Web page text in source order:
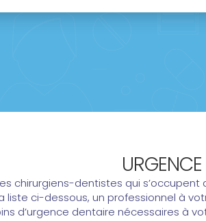
chirurgiens-dentistes qui s’occupent
liste ci-dessous, un professionnel à
d’urgence dentaire nécessaires à